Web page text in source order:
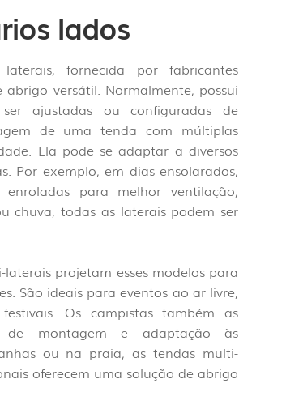
lados
fornecida por fabricantes
versátil. Normalmente, possui
ajustadas ou configuradas de
de uma tenda com múltiplas
Ela pode se adaptar a diversos
Por exemplo, em dias ensolarados,
para melhor ventilação,
chuva, todas as laterais podem ser
projetam esses modelos para
São ideais para eventos ao ar livre,
Os campistas também as
de montagem e adaptação às
ou na praia, as tendas multi-
oferecem uma solução de abrigo